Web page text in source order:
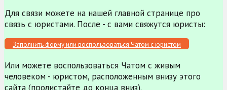
Для связи можете на нашей главной странице про
связь с юристами. После - с вами свяжутся юристы:
Заполнить форму или воспользоваться Чатом с юристом
Или можете воспользоваться Чатом с живым
человеком - юристом, расположенным внизу этого
сайта (пролистайте до конца вниз).